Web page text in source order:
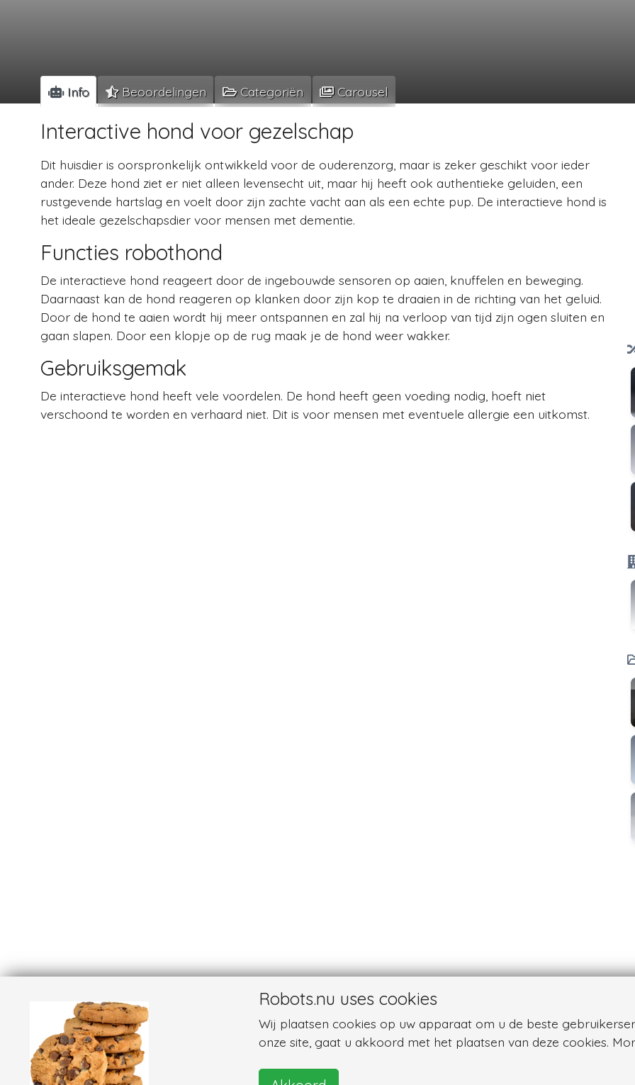
Info Beoordelingen Categoriën Carousel
Interactive hond voor gezelschap
Dit huisdier is oorspronkelijk ontwikkeld voor de ouderenzorg, maar is zeker geschikt voor ieder
ander. Deze hond ziet er niet alleen levensecht uit, maar hij heeft ook authentieke geluiden, een
rustgevende hartslag en voelt door zijn zachte vacht aan als een echte pup. De interactieve hond is
het ideale gezelschapsdier voor mensen met dementie.
Functies robothond
De interactieve hond reageert door de ingebouwde sensoren op aaien, knuffelen en beweging.
Daarnaast kan de hond reageren op klanken door zijn kop te draaien in de richting van het geluid.
Door de hond te aaien wordt hij meer ontspannen en zal hij na verloop van tijd zijn ogen sluiten en
gaan slapen. Door een klopje op de rug maak je de hond weer wakker.
Gebruiksgemak
De interactieve hond heeft vele voordelen. De hond heeft geen voeding nodig, hoeft niet
verschoond te worden en verhaard niet. Dit is voor mensen met eventuele allergie een uitkomst.
Robots.nu uses cookies
Wij plaatsen cookies op uw apparaat om u de beste
onze site, gaat u akkoord met het plaatsen van deze cookies.